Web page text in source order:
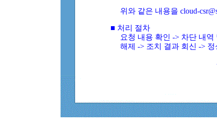
위와 같은 내용을 cloud-
■ 처리 절차
요청 내용 확인 -> 차단 내
해제 -> 조치 결과 회신 ->